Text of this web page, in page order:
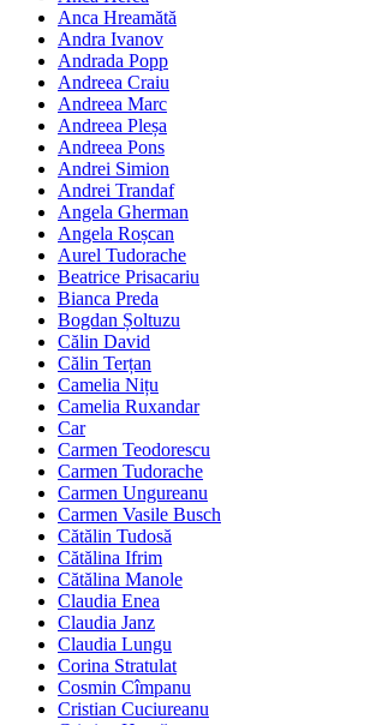
Anca Hreamătă
Andra Ivanov
Andrada Popp
Andreea Craiu
Andreea Marc
Andreea Pleșa
Andreea Pons
Andrei Simion
Andrei Trandaf
Angela Gherman
Angela Roșcan
Aurel Tudorache
Beatrice Prisacariu
Bianca Preda
Bogdan Șoltuzu
Călin David
Călin Terțan
Camelia Nițu
Camelia Ruxandar
Car
Carmen Teodorescu
Carmen Tudorache
Carmen Ungureanu
Carmen Vasile Busch
Cătălin Tudosă
Cătălina Ifrim
Cătălina Manole
Claudia Enea
Claudia Janz
Claudia Lungu
Corina Stratulat
Cosmin Cîmpanu
Cristian Cuciureanu